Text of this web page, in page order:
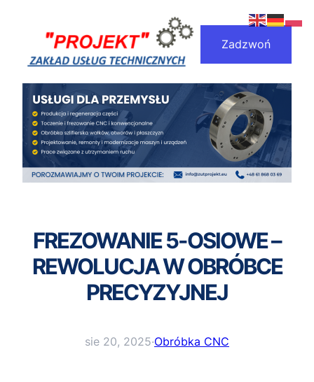
Zadzwoń
FREZOWANIE 5-OSIOWE –
REWOLUCJA W OBRÓBCE
PRECYZYJNEJ
sie 20, 2025·Obróbka CNC